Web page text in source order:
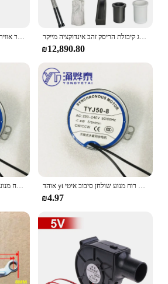
UYANGG 7530 להתכת מתכת מאוורר אוויר מפוח 2500R צנטריפוגלי רדיאלי אוויר קריר מתכת מאוורר מנגל מפוח פחם קירור למעבד מאוורר קירור מחורר מים בתוך תעשייתי 6 ק "ג קיבולת הריסק זהב אינדוקציה מייקר
₪12,890.80
YYT מאוורר סינכרוני מנוע רצפת מאוורר טלטול ראש מנוע נדנוד רוח מנוע שולחן מנוע איטי סיבוב TYJ50-8 אוהד yt מאוורר רצפה מנוע סינכרוני רועד ראש מנוע תנודה מתנודד רוח מנוע שולחן סיבוב איטי TYJ50-8
₪4.97